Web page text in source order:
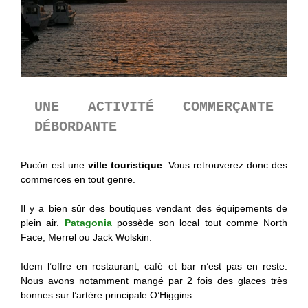
UNE ACTIVITÉ COMMERÇANTE
DÉBORDANTE
Pucón est une ville touristique . Vous retrouverez donc des
commerces en tout genre.
Il y a bien sûr des boutiques vendant des équipements de
plein air. Patagonia possède son local tout comme North
Face, Merrel ou Jack Wolskin.
Idem l’offre en restaurant, café et bar n’est pas en reste.
Nous avons notamment mangé par 2 fois des glaces très
bonnes sur l’artère principale O’Higgins.